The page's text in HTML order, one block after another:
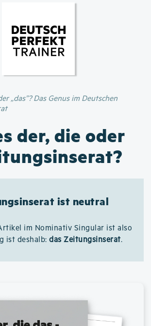
Inhalt
„das”? Das Genus im Deutschen
der, die oder
ist neutral
im Nominativ Singular ist also
ist deshalb: das Zeitungsinserat.